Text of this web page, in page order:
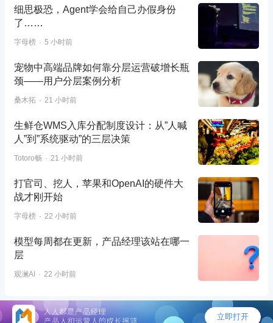
细思极恐，Agent学会给自己办假身份
了……
字母榜 5 小时前
宠物中高端品牌如何靠分层运营破增长瓶
颈——用户分层案例分析
桑木拓 21 小时前
生鲜仓WMS入库分配制度设计：从”人喊
人”到”系统驱动”的三层决策
Totoro畅 21 小时前
打官司、挖人，苹果和OpenAI的硬件大
战才刚开始
字母榜 22 小时前
模型每周都在更新，产品经理该站在哪一
层
观澜AI 22 小时前
©2026 - 人人都是产品经理